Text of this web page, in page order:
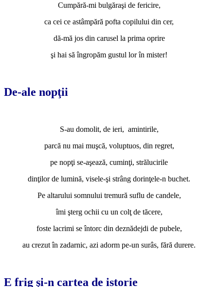
Cumpără-mi bulgăraşi de fericire,
ca cei ce astâmpără pofta copilului din cer,
dă-mă jos din carusel la prima oprire
şi hai să îngropăm gustul lor în mister!
De-ale nopţii
S-au domolit, de ieri, amintirile,
parcă nu mai muşcă, voluptuos, din regret,
pe nopţi se-aşează, cuminţi, strălucirile
dinţilor de lumină, visele-şi strâng dorinţele-n buchet.
Pe altarului somnului tremură suflu de candele,
îmi şterg ochii cu un colţ de tăcere,
foste lacrimi se întorc din deznădejdi de pubele,
au crezut în zadarnic, azi adorm pe-un surâs, fără durere.
E frig şi-n cartea de istorie